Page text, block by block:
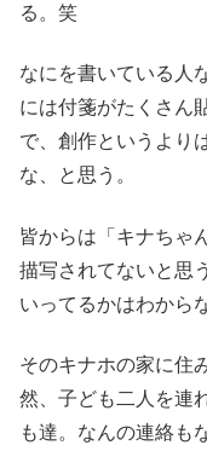
る。笑
なにを書いている人
には付箋がたくさん
で、創作というより
な、と思う。
皆からは「キナちゃ
描写されてないと思
いってるかはわから
そのキナホの家に住
然、子ども二人を連
も達。なんの連絡も